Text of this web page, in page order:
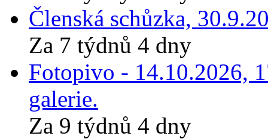
Členská schůzka,
Za 7 týdnů 4 dny
Fotopivo - 14.10.2026,
galerie.
Za 9 týdnů 4 dny